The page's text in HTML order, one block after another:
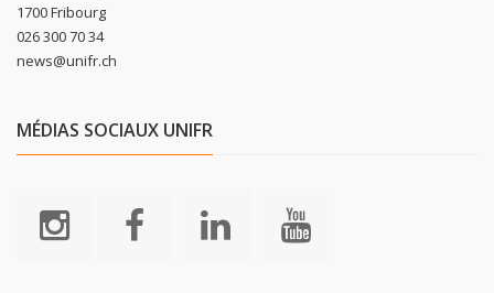
1700 Fribourg
026 300 70 34
news@unifr.ch
MÉDIAS SOCIAUX UNIFR